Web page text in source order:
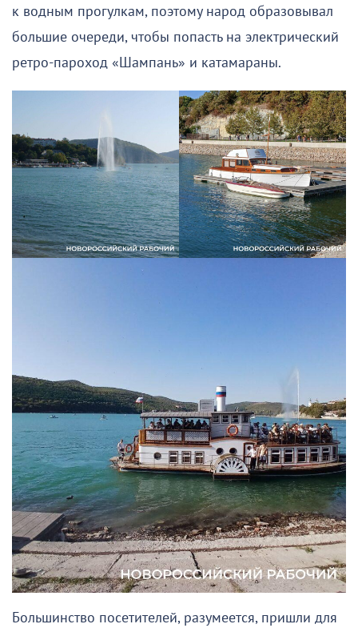
к водным прогулкам, поэтому народ образовывал
большие очереди, чтобы попасть на электрический
ретро-пароход «Шампань» и катамараны.
Большинство посетителей, разумеется, пришли для